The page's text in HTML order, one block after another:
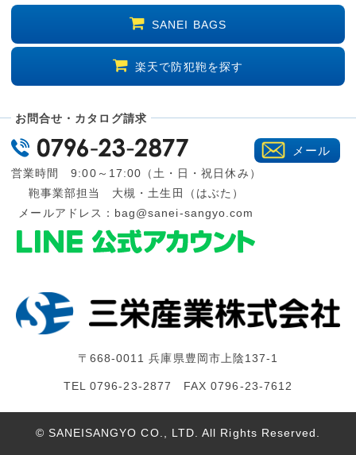
SANEI BAGS
楽天で防犯鞄を探す
お問合せ・カタログ請求
営業時間 9:00～17:00（土・日・祝日休み）
鞄事業部担当 大槻・土生田（はぶた）
メールアドレス： bag@sanei-sangyo.com
メール
〒668-0011 兵庫県豊岡市上陰137-1
TEL 0796-23-2877 FAX 0796-23-7612
© SANEISANGYO CO., LTD. All Rights Reserved.